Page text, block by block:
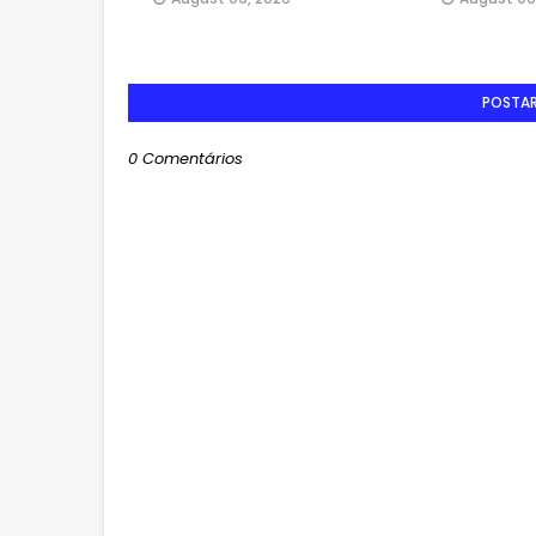
0 Comentários